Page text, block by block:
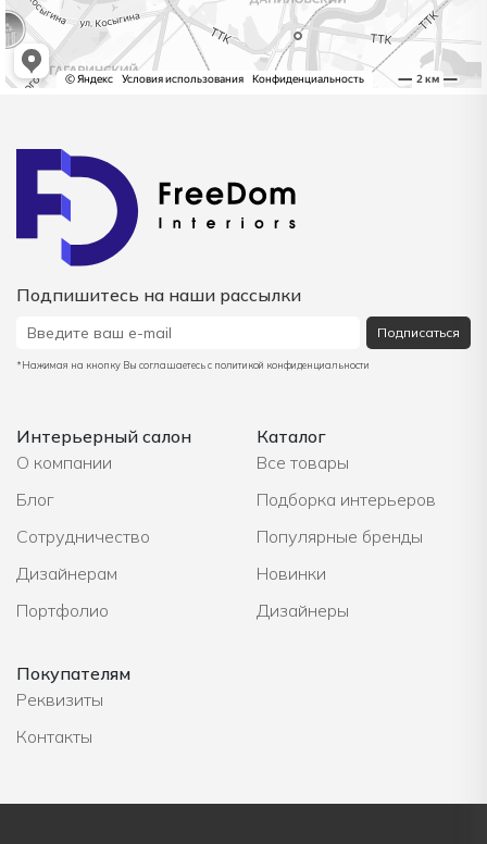
Интерьерный салон
О компании
Блог
Сотрудничество
Дизайнерам
Портфолио
Каталог
Все товары
Подборка интерьеров
Популярные бренды
Новинки
Дизайнеры
Покупателям
Реквизиты
Контакты
Подпишитесь на наши рассылки
Подписаться
*Нажимая на кнопку Вы соглашаетесь с политикой конфиденциальности